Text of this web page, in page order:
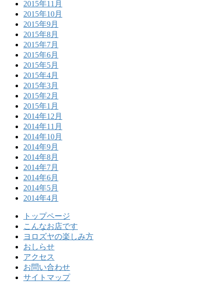
2015年11月
2015年10月
2015年9月
2015年8月
2015年7月
2015年6月
2015年5月
2015年4月
2015年3月
2015年2月
2015年1月
2014年12月
2014年11月
2014年10月
2014年9月
2014年8月
2014年7月
2014年6月
2014年5月
2014年4月
トップページ
こんなお店です
ヨロズヤの楽しみ方
おしらせ
アクセス
お問い合わせ
サイトマップ